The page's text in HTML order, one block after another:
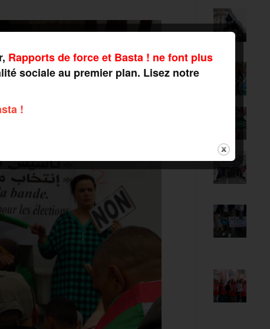
Rapports de force et Basta ! ne font plus
sociale au premier plan. Lisez notre
!